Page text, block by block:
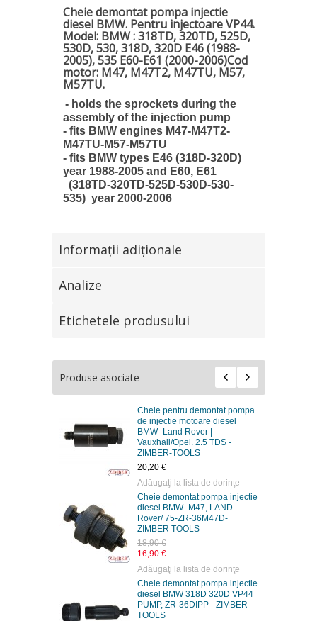
Cheie demontat pompa injectie
diesel BMW. Pentru injectoare VP44.
Model: BMW : 318TD, 320TD, 525D,
530D, 530, 318D, 320D E46 (1988-
2005), 535 E60-E61 (2000-2006)Cod
motor: M47, M47T2, M47TU, M57,
M57TU.
- holds the sprockets during the
assembly of the injection pump
- fits BMW engines M47-M47T2-
M47TU-M57-M57TU
- fits BMW types E46 (318D-320D)
year 1988-2005 and E60, E61
(318TD-320TD-525D-530D-530-
535) year 2000-2006
Informaţii adiţionale
Analize
Etichetele produsului
Produse asociate
Cheie pentru demontat pompa
de injectie motoare diesel
BMW- Land Rover |
Vauxhall/Opel. 2.5 TDS -
ZIMBER-TOOLS
20,20 €
Adăugaţi la lista de dorinţe
Cheie demontat pompa injectie
diesel BMW -M47, LAND
Rover/ 75-ZR-36M47D-
ZIMBER TOOLS
18,90 €
16,90 €
Adăugaţi la lista de dorinţe
Cheie demontat pompa injectie
diesel BMW 318D 320D VP44
PUMP, ZR-36DIPP - ZIMBER
TOOLS